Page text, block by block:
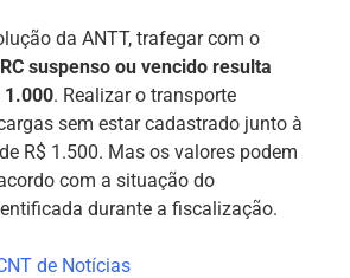
da ANTT, trafegar com o
suspenso ou vencido resulta
1.000. Realizar o transporte
sem estar cadastrado junto à
R$ 1.500. Mas os valores podem
com a situação do
durante a fiscalização.
de Notícias